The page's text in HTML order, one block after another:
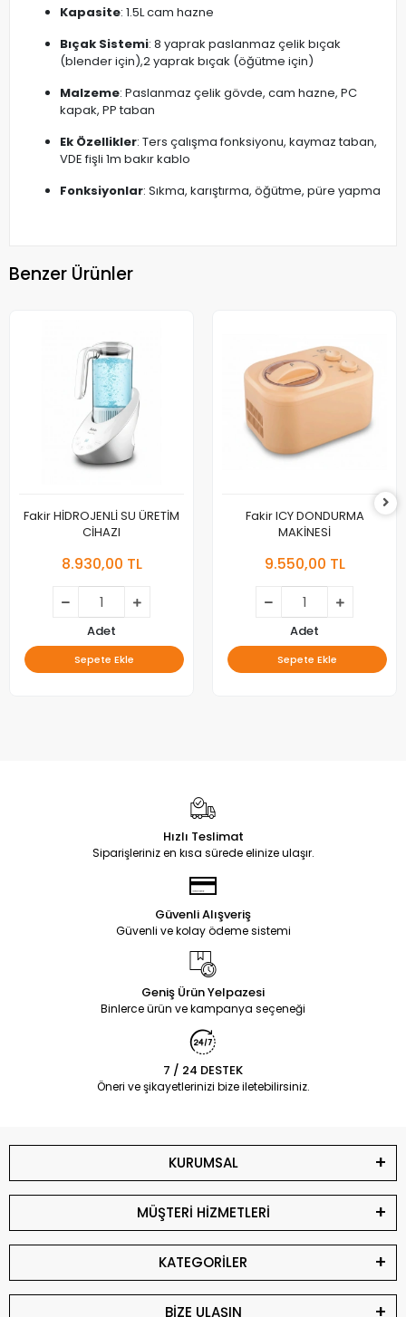
Kapasite: 1.5L cam hazne
Bıçak Sistemi: 8 yaprak paslanmaz çelik bıçak
(blender için),2 yaprak bıçak (öğütme için)
Malzeme: Paslanmaz çelik gövde, cam hazne, PC
kapak, PP taban
Ek Özellikler: Ters çalışma fonksiyonu, kaymaz taban,
VDE fişli 1m bakır kablo
Fonksiyonlar: Sıkma, karıştırma, öğütme, püre yapma
Benzer Ürünler
Fakir HİDROJENLİ SU ÜRETİM
CİHAZI
8.930,00 TL
Adet
Sepete Ekle
Fakir ICY DONDURMA
MAKİNESİ
9.550,00 TL
Adet
Sepete Ekle
Hızlı Teslimat
Siparişleriniz en kısa sürede elinize ulaşır.
Güvenli Alışveriş
Güvenli ve kolay ödeme sistemi
Geniş Ürün Yelpazesi
Binlerce ürün ve kampanya seçeneği
7 / 24 DESTEK
Öneri ve şikayetlerinizi bize iletebilirsiniz.
KURUMSAL
MÜŞTERİ HİZMETLERİ
KATEGORİLER
BİZE ULAŞIN